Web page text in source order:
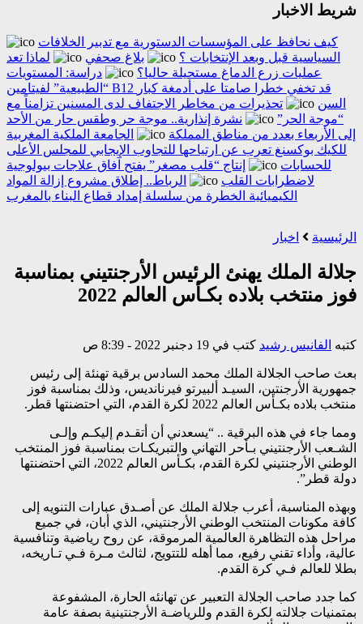
شريط الاخبار
كيف نحافظ على المؤسسات الدستورية مع تدبير الخلافات
السياسية قبل وبعد الإنتخابات ؟
بلاغ صحفي
لماذا تعد
عمليات زرع الدماغ مستحيلة حاليا؟
دراسة: المستويات
“الطبيعية” لفيتامين B12 قد تخفي خطرا صامتا على أدمغة كبار
السن
تحذيرات من مخاطر الاجتفاف لدى المسنين تزامناً مع
“موجة الحر”
نشرة إنذارية.. موجة حر وطقس حار من الأحد
إلى الأربعاء بعدد من مناطق المملكة
الجامعة الملكية المغربية
للكيك بوكسنغ تعرب عن ارتياحها للتجاوب الإيجابي للمجلس الأعلى
للحسابات
إنتاج “قلب مصغر” يفتح آفاق علاجات بيولوجية
لاضطرابات القلب
الرباط.. إطلاق مشروع إزالة المواد
الكيميائية الخطرة من سلسلة إمداد قطاع البناء بالمغرب
الرئيسية اخبار
جلالة الملك يهنئ الرئیس الأرجنتيني بمناسبة
فوز منتخب بلاده بكـأس العالم 2022
كتبه الفانيس رشيد كتب في 19 دجنبر 2022 - 8:39 ص
بعث صاحب الجلالة الملك محمد السادس برقية تهنئة إلى رئيس
جمهورية الأرجنتين، السيـد ألبيرتو فيرنانديس، وذلك بمناسبة فوز
منتخب بلاده بكـأس العالم 2022 لكرة القدم، التي احتضنتها قطر.
ومما جاء في هذه البرقية .. “يسعدني أن أتقـدم إليكـم وإلـى
الشـعب الأرجنتيني بـأحر التهاني والتبريكـات بمناسبة فوز المنتخب
الوطني الأرجنتيني لكرة القدم، بكـأس العالم 2022، التي احتضنتها
دولة قطر”.
وبهذه المناسبة، أعرب جلالة الملك عن أصـدق عبارات التنويه إلى
كافة مكونات المنتخب الوطني الأرجنتيني، الذي أبان، في جميع
مراحل هذه التظاهرة العالمية المرموقة، عن روح رياضية وتنافسية
عالية، وأداء تقني رفيع، مما أهله للتتويج، لثالث مـرة فـي تـاريخه،
بطلا للعالم فـي كرة القدم.
كما جدد صاحب الجلالة التعبير عن تهانئه الحارة، المشفوعة
بمتمنيات جلالته لكرة القدم وللرياضـة الأرجنتينية بصفة عامة